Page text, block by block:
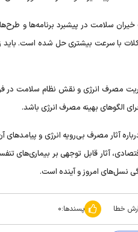
سلامت در پیشبرد برنامه‌ها و
با سرعت بیشتری حل شده است.
مصرف انرژی و نقش نظام سلامت در
الگوهای بهینه مصرف انرژی باشد.
آثار مصرف بی‌رویه انرژی و
آثار قابل توجهی بر بیماری‌های
نسل‌های امروز و آینده است.
خطا پسندها:۰